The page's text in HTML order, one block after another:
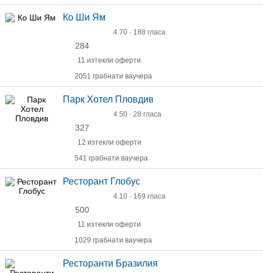
Ко Ши Ям
4.70 · 188 гласа
284
11 изтекли оферти
2051 грабнати ваучера
Парк Хотел Пловдив
4.50 · 28 гласа
327
12 изтекли оферти
541 грабнати ваучера
Ресторант Глобус
4.10 · 169 гласа
500
11 изтекли оферти
1029 грабнати ваучера
Ресторанти Бразилия